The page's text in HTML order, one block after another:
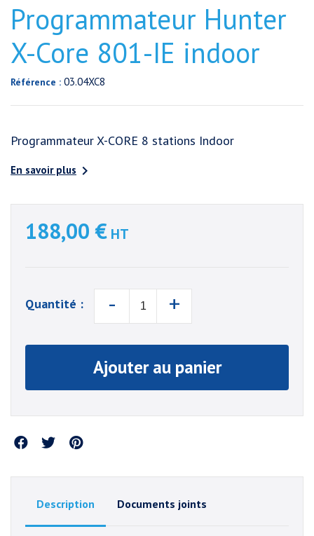
Programmateur Hunter
X-Core 801-IE indoor
Référence : 03.04XC8
Programmateur X-CORE 8 stations Indoor
En savoir plus 
188,00 € HT
Quantité : - +
Ajouter au panier
Partager
Description Documents joints